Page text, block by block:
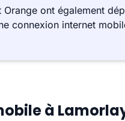
ont également
connexion internet
à